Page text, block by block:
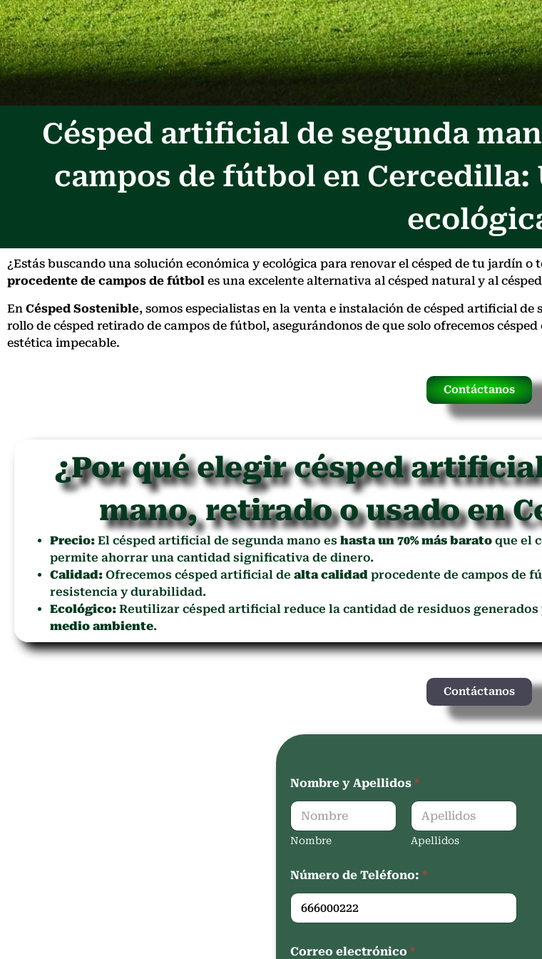
Césped artificial de segunda
campos de fútbol en Cercedilla:
¿Estás buscando una solución económica y ecológica para renovar el césped de tu jardín o
procedente de campos de fútbol es una excelente alternativa al césped natural y al
En Césped Sostenible, somos especialistas en la venta e instalación de césped artificial
rollo de césped retirado de campos de fútbol, asegurándonos de que solo ofrecemos césped
estética impecable.
Contáctanos
¿Por qué elegir césped
mano, retirado o usado en
Precio: El césped artificial de segunda mano es hasta un 70% más barato que el
permite ahorrar una cantidad significativa de dinero.
Calidad: Ofrecemos césped artificial de alta calidad procedente de campos de
resistencia y durabilidad.
Ecológico: Reutilizar césped artificial reduce la cantidad de residuos
medio ambiente.
Contáctanos
Nombre y Apellidos *
Nombre Apellidos
Número de Teléfono: *
Correo electrónico *